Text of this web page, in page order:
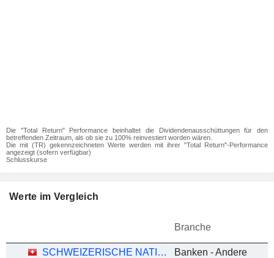
Die "Total Return" Performance beinhaltet die Dividendenausschüttungen für den
betreffenden Zeitraum, als ob sie zu 100% reinvestiert worden wären.
Die mit (TR) gekennzeichneten Werte werden mit ihrer "Total Return"-Performance
angezeigt (sofern verfügbar)
Schlusskurse
Werte im Vergleich
Branche
SCHWEIZERISCHE NATIONALBANK Banken - Andere